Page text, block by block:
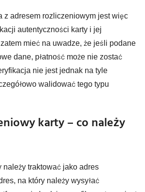
z adresem rozliczeniowym jest więc
autentyczności karty i jej
mieć na uwadze, że jeśli podane
dane, płatność może nie zostać
nie jest jednak na tyle
walidować tego typu
karty – co należy
traktować jako adres
na który należy wysyłać